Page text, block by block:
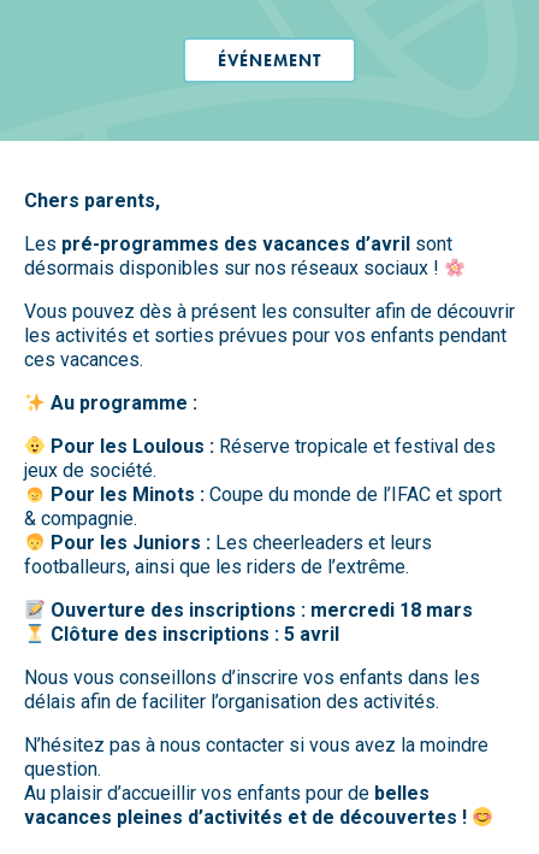
ÉVÉNEMENT
Chers parents,
Les pré-programmes des vacances d’avril sont
désormais disponibles sur nos réseaux sociaux !
Vous pouvez dès à présent les consulter afin de découvrir
les activités et sorties prévues pour vos enfants pendant
ces vacances.
Au programme :
Pour les Loulous : Réserve tropicale et festival des
jeux de société.
Pour les Minots : Coupe du monde de l’IFAC et sport
& compagnie.
Pour les Juniors : Les cheerleaders et leurs
footballeurs, ainsi que les riders de l’extrême.
Ouverture des inscriptions : mercredi 18 mars
Clôture des inscriptions : 5 avril
Nous vous conseillons d’inscrire vos enfants dans les
délais afin de faciliter l’organisation des activités.
N’hésitez pas à nous contacter si vous avez la moindre
question.
Au plaisir d’accueillir vos enfants pour de belles
vacances pleines d’activités et de découvertes !